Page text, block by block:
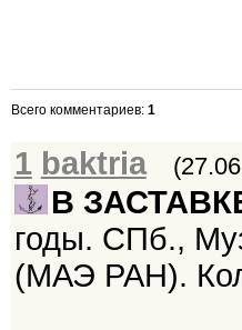
Всего комментариев: 1
1 baktria
В
годы. СПб.,
(МАЭ РАН).